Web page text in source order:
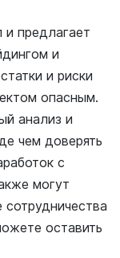
и предлагает
и
и риски
опасным.
анализ и
чем доверять
с
могут
оставить